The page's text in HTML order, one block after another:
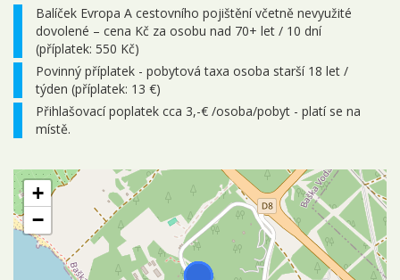
Balíček Evropa A cestovního pojištění včetně nevyužité
dovolené – cena Kč za osobu nad 70+ let / 10 dní
(příplatek: 550 Kč)
Povinný příplatek - pobytová taxa osoba starší 18 let /
týden (příplatek: 13 €)
Přihlašovací poplatek cca 3,-€ /osoba/pobyt - platí se na
místě.
+
−